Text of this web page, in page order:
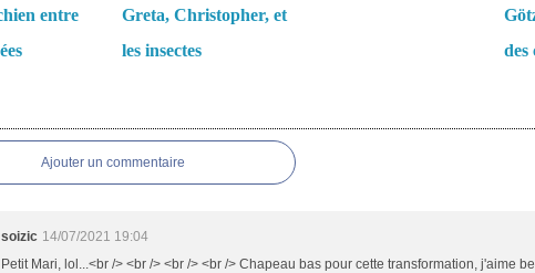
entre
Greta, Christopher, et
les insectes
des
Ajouter un commentaire
soizic 14/07/2021 19:04
Petit Mari, lol...<br /> <br /> <br /> <br /> Chapeau bas pour cette transformation, j'aime